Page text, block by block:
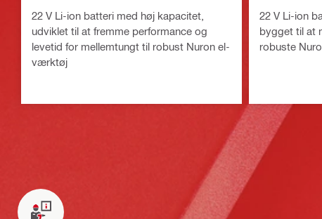
22 V Li-ion batteri med høj kapacitet,
udviklet til at fremme performance og
levetid for mellemtungt til robust Nuron el-
værktøj
22 V Li-ion
bygget til at
robuste